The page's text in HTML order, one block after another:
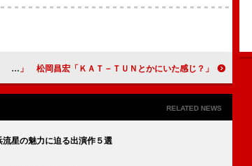
城田優「ジャニーズオーディションで落ちた」 松岡昌宏「ＫＡＴ－ＴＵＮとかにいた感じ？」
RELATED NEWS
星の魅力に迫る出演作５選